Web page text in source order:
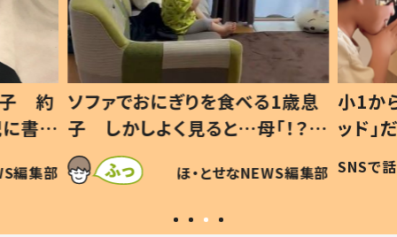
歳息
？」
編集部
小1から不登校、息子は「ギフテ
ッド」だった 父が“ウチ給食”を
作り続ける理由とは #令和の親
#令和の子
SNSで話題 ほ・とせなNEWS編集部
ひ孫
が、抱
「涙
い」